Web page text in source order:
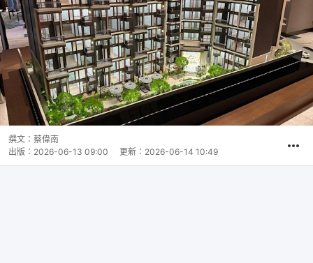
撰文： 蔡偉南
出版： 2026-06-13 09:00 更新： 2026-06-14 10:49